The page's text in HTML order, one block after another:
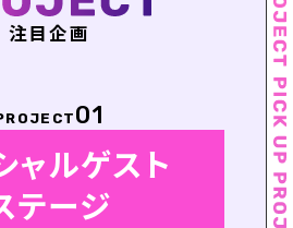
注目企画
01
ャルゲスト
テージ